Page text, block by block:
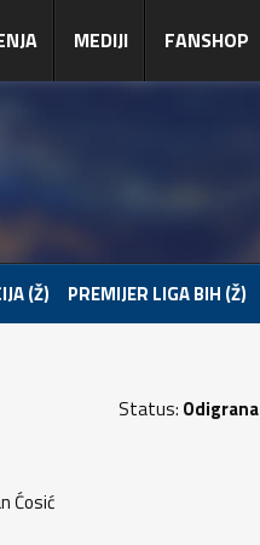
MEDIJI FANSHOP
(Ž) PREMIJER LIGA BIH (Ž)
Status: Odigrana
Ćosić